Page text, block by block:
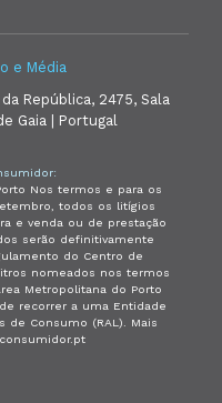
e Média
República, 2475, Sala
Gaia | Portugal
Nos termos e para os
todos os litígios
e venda ou de prestação
serão definitivamente
do Centro de
nomeados nos termos
Metropolitana do Porto
recorrer a uma Entidade
de Consumo (RAL). Mais